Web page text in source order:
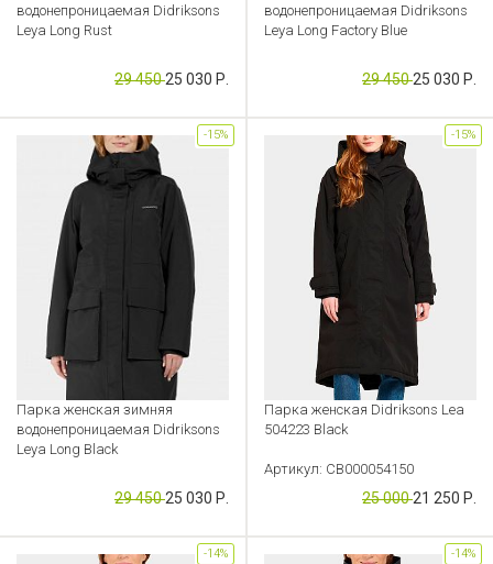
водонепроницаемая Didriksons
Leya Long Rust
Артикул: KS000000081
29 45025 030 Р.
водонепроницаемая Didriksons
Leya Long Factory Blue
Артикул: KS000000080
29 45025 030 Р.
Парка женская зимняя
водонепроницаемая Didriksons
Leya Long Black
Артикул: KS000000071
29 45025 030 Р.
-15%
Парка женская Didriksons Lea
504223 Black
Артикул: CB000054150
25 00021 250 Р.
-15%
-14% -14%